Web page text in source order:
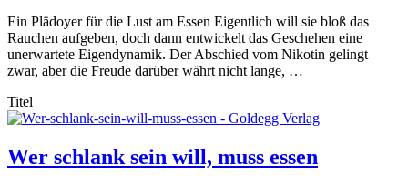
Ein Plädoyer für die Lust am Essen Eigentlich will sie bloß das
Rauchen aufgeben, doch dann entwickelt das Geschehen eine
unerwartete Eigendynamik. Der Abschied vom Nikotin gelingt
zwar, aber die Freude darüber währt nicht lange, …
Titel
Wer schlank sein will, muss essen